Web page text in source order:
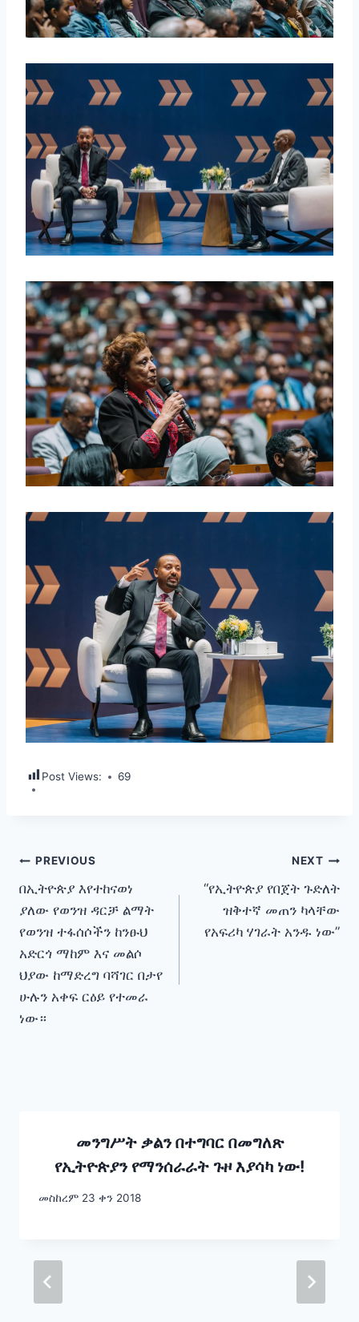
Post Views: 69
Post
navigation
PREVIOUS
በኢትዮጵያ እየተከናወነ
ያለው የወንዝ ዳርቻ ልማት
የወንዝ ተፋሰሶችን ከንፁህ
አድርጎ ማከም እና መልሶ
ህያው ከማድረግ ባሻገር በታየ
ሁሉን አቀፍ ርዕይ የተመራ
ነው።
NEXT
“የኢትዮጵያ የበጀት ጉድለት
ዝቅተኛ መጠን ካላቸው
የአፍሪካ ሃገራት አንዱ ነው”
መንግሥት ቃልን በተግባር በመግለጽ
የኢትዮጵያን የማንሰራራት ጉዞ እያሳካ ነው!
መስከረም 23 ቀን 2018